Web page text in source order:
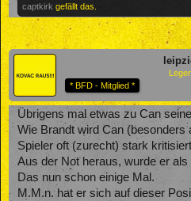
captkirk gefällt das.
* BFD - Mitglied *
Übrigens mal etwas zu Can
Wie Brandt wird Can (besonders
Spieler oft (zurecht) stark
Aus der Not heraus, wurde er
Das nun schon einige Mal.
M.M.n. hat er sich auf dieser